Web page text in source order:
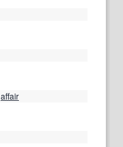
affair